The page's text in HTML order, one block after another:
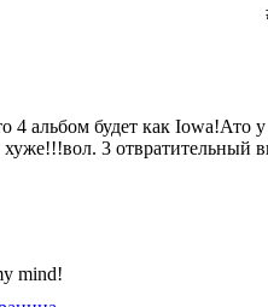
4 альбом будет как Iowa!Ато
хуже!!!вол. 3 отвратительный
mind!